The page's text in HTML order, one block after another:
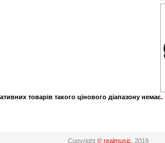
товарів такого цінового діапазону немає.
Copyright © realmusic , 2019